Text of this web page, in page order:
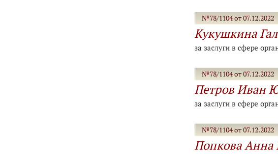
№78/1104 от 07.12.2022
Кукушкина
за заслуги в сфере
№78/1104 от 07.12.2022
Петров Иван
за заслуги в сфере
№78/1104 от 07.12.2022
Попкова Анна